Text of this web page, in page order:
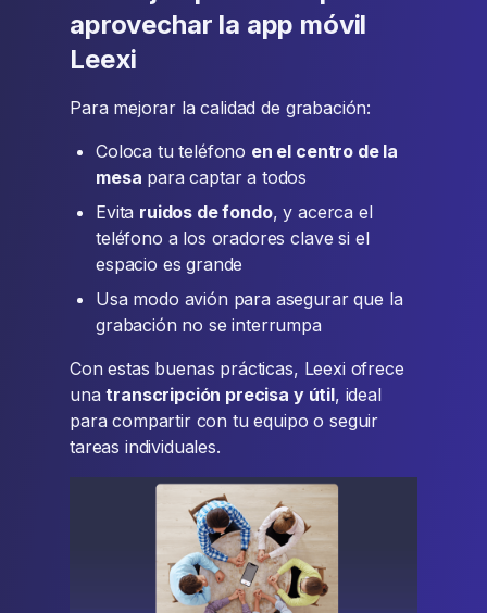
aprovechar la app móvil
Leexi
Para mejorar la calidad de grabación:
Coloca tu teléfono en el centro de la
mesa para captar a todos
Evita ruidos de fondo, y acerca el
teléfono a los oradores clave si el
espacio es grande
Usa modo avión para asegurar que la
grabación no se interrumpa
Con estas buenas prácticas, Leexi ofrece
unatranscripción precisa y útil, ideal
para compartir con tu equipo o seguir
tareas individuales.